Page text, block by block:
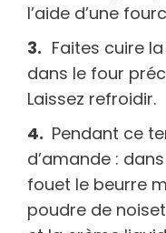
l’aide d’une
Faites cuire
dans le four
Laissez refroidir.
Pendant ce
d’amande :
fouet le beurre
poudre de